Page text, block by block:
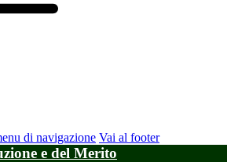
di navigazione Vai al footer
e del Merito